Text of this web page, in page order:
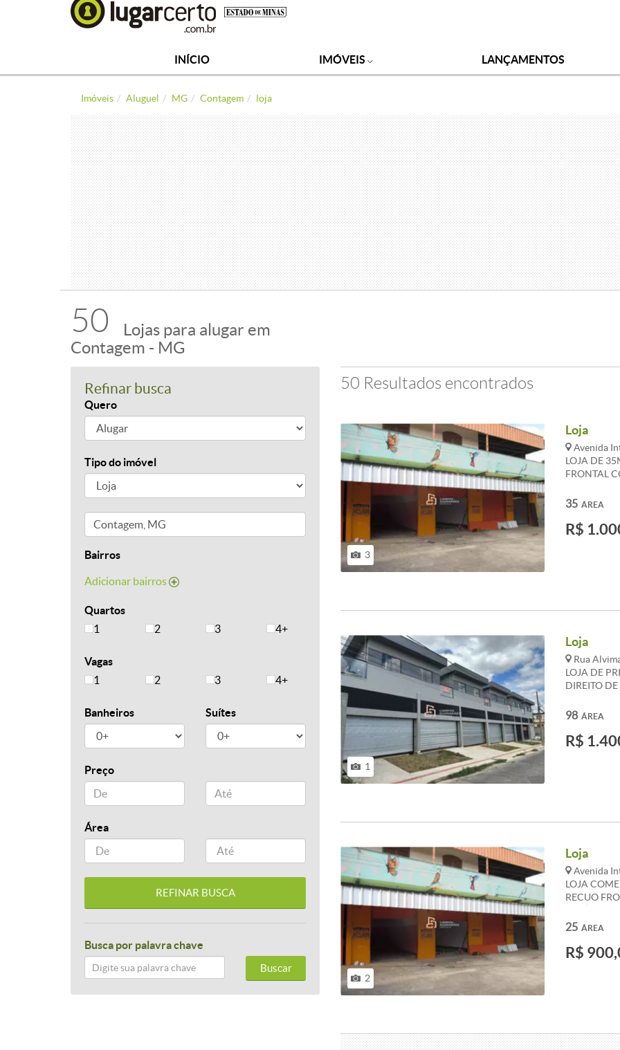
INÍCIO IMÓVEIS LANÇAMENTOS
Imóveis Aluguel MG Contagem loja
50
Lojas para alugar em
Contagem - MG
Refinar busca
Quero
Tipo do imóvel
Bairros
Adicionar bairros
Quartos
1
2 3 4+
Vagas
1
2 3 4+
Banheiros Suítes
Preço
Área
Busca por palavra chave
Buscar
50 Resultados encontrados
3
Loja
Avenida
LOJA DE
FRONTAL
SOFRER
ÁREA
35
R$
1
Loja
Rua
LOJA DE
DIREITO
PODEM
ÁREA
98
R$
2
Loja
Avenida
LOJA
RECUO
SOFRER
ÁREA
25
R$